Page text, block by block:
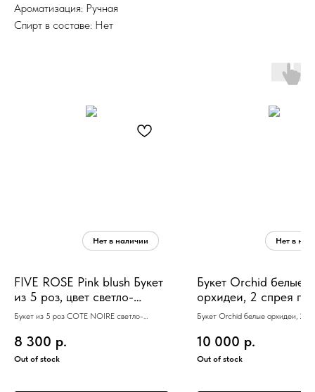
Ароматизация: Ручная
Спирт в составе: Нет
FIVE ROSE Pink blush Букет
из 5 роз, цвет светло-
розовый, 2 спрея по 5
Букет из 5 роз COTE NOIRE светло-
8 300 р.
Out of stock
Букет Orchid белые
орхидеи, 2 спрея по
Букет Orchid белые орхидеи, 2
10 000 р.
Out of stock